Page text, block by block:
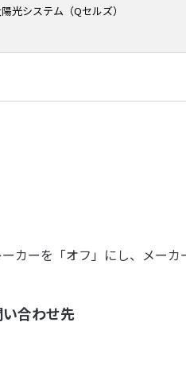
陽光システム（Qセルズ）
カーを「オフ」にし、メーカ
合わせ先